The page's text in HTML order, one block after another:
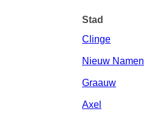
Stad
Clinge
Nieuw Namen
Graauw
Axel